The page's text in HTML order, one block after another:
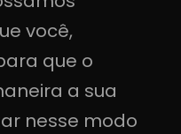
você,
que o
a sua
nesse modo